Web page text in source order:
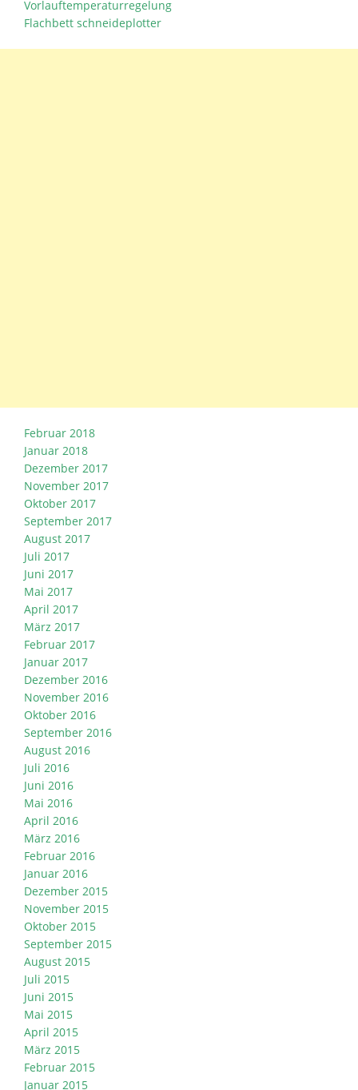
Vorlauftemperaturregelung
Flachbett schneideplotter
Februar 2018
Januar 2018
Dezember 2017
November 2017
Oktober 2017
September 2017
August 2017
Juli 2017
Juni 2017
Mai 2017
April 2017
März 2017
Februar 2017
Januar 2017
Dezember 2016
November 2016
Oktober 2016
September 2016
August 2016
Juli 2016
Juni 2016
Mai 2016
April 2016
März 2016
Februar 2016
Januar 2016
Dezember 2015
November 2015
Oktober 2015
September 2015
August 2015
Juli 2015
Juni 2015
Mai 2015
April 2015
März 2015
Februar 2015
Januar 2015